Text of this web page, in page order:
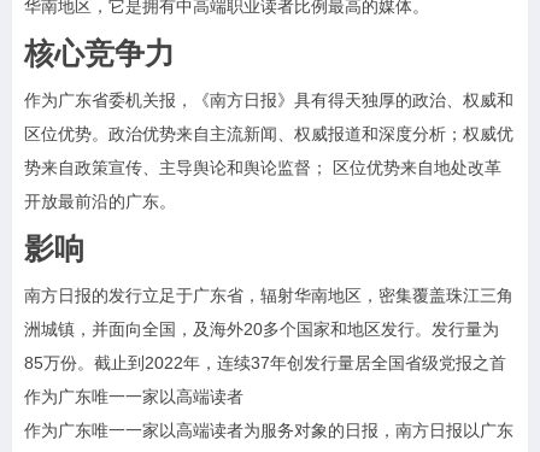
华南地区，它是拥有中高端职业读者比例最高的媒体。
核心竞争力
作为广东省委机关报，《南方日报》具有得天独厚的政治、权威和
区位优势。政治优势来自主流新闻、权威报道和深度分析；权威优
势来自政策宣传、主导舆论和舆论监督； 区位优势来自地处改革
开放最前沿的广东。
影响
南方日报的发行立足于广东省，辐射华南地区，密集覆盖珠江三角
洲城镇，并面向全国，及海外20多个国家和地区发行。发行量为
85万份。截止到2022年，连续37年创发行量居全国省级党报之首
作为广东唯一一家以高端读者
作为广东唯一一家以高端读者为服务对象的日报，南方日报以广东